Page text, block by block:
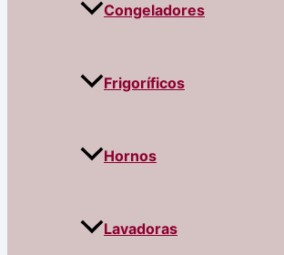
Congeladores
Frigoríficos
Hornos
Lavadoras